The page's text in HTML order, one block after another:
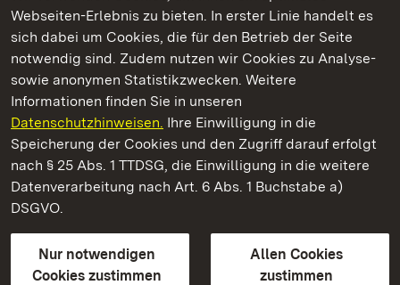
Webseiten-Erlebnis zu bieten. In erster Linie handelt es
sich dabei um Cookies, die für den Betrieb der Seite
notwendig sind. Zudem nutzen wir Cookies zu Analyse-
sowie anonymen Statistikzwecken. Weitere
Informationen finden Sie in unseren
Datenschutzhinweisen. Ihre Einwilligung in die
Speicherung der Cookies und den Zugriff darauf erfolgt
nach § 25 Abs. 1 TTDSG, die Einwilligung in die weitere
Datenverarbeitung nach Art. 6 Abs. 1 Buchstabe a)
DSGVO.
Nur notwendigen
Cookies zustimmen
Allen Cookies
zustimmen
Kommen. Staunen. Genießen.
Staatliche Schlösser und Gärten Baden‑Württemberg
Staatliche Schlösser und Gärten Baden-Württemberg
Kontakt
GebärdenspracheLeichte Sprache
Erklärung zur Barrierefreiheit
BITV-konform (geprüfte Seiten)